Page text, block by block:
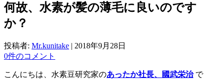
何故、水素が髪の薄毛に良いのです
か？
投稿者: Mr.kunitake | 2018年9月28日
0件のコメント
こんにちは、水素豆研究家のあったか社長、國武栄治で